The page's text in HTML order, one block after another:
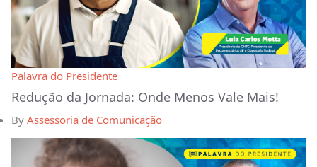
Palavra do Presidente
Redução da Jornada: Onde Menos Vale Mais!
By Assessoria de Comunicação